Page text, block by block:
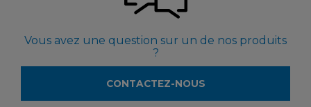
Vous avez une question sur un de nos produits
?
CONTACTEZ-NOUS